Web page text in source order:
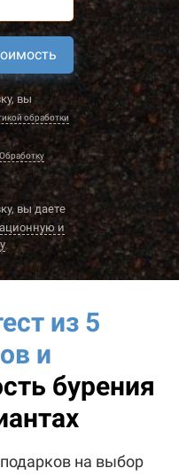
вы
обработки
Обработку
вы даете
и
из 5
и
бурения
на выбор